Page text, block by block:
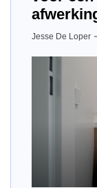
Jesse De Loper